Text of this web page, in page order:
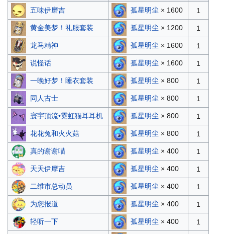
五味伊磨吉
孤星明尘 × 1600 1
黄金美梦！礼服套装 孤星明尘 × 1200 1
龙马精神 孤星明尘 × 1600 1
说怪话 孤星明尘 × 1600 1
一晚好梦！睡衣套装 孤星明尘 × 800 1
同人古士 孤星明尘 × 800 1
寰宇顶流•霓虹猫耳耳机 孤星明尘 × 800 1
花花兔和火火菇 孤星明尘 × 800 1
真的谢谢喵 孤星明尘 × 400 1
天天伊摩吉 孤星明尘 × 400 1
二维市总动员 孤星明尘 × 400 1
为您报道 孤星明尘 × 400 1
轻听一下 孤星明尘 × 400 1